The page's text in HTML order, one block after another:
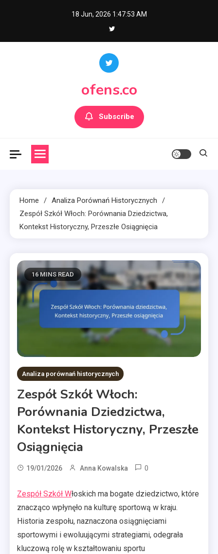
18 Jun, 2026 1:47:54 AM
ofens.co
Subscribe
Home
Analiza Porównań Historycznych
Zespół Szkół Włoch: Porównania Dziedzictwa,
Kontekst Historyczny, Przeszłe Osiągnięcia
16 MINS READ
Analiza porównań historycznych
Zespół Szkół Włoch:
Porównania Dziedzictwa,
Kontekst Historyczny, Przeszłe
Osiągnięcia
19/01/2026 Anna Kowalska 0
Zespół Szkół Włoskich ma bogate dziedzictwo, które
znacząco wpłynęło na kulturę sportową w kraju.
Historia zespołu, naznaczona osiągnięciami
sportowymi i ewoluującymi strategiami, odegrała
kluczową rolę w kształtowaniu sportu